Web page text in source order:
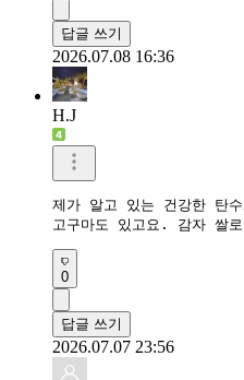
답글 쓰기
2026.07.08 16:36
H.J
제가 알고 있는 건강한 탄수
0
답글 쓰기
2026.07.07 23:56